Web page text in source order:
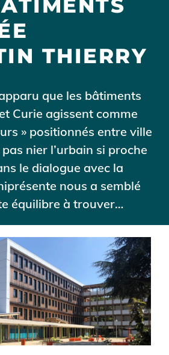
THIERRY
que les bâtiments
Curie agissent comme
» positionnés entre ville
nier l’urbain si proche
le dialogue avec la
nous a semblé
équilibre à trouver…